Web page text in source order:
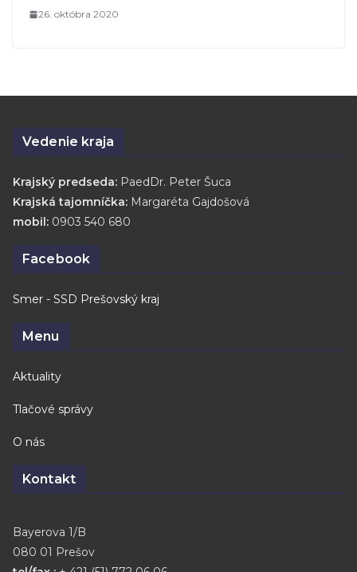
26. októbra 2020
Vedenie kraja
Krajský predseda: PaedDr. Peter Šuca
Krajská tajomníčka: Margaréta Gajdošová
mobil: 0903 540 680
Facebook
Smer - SSD Prešovský kraj
Menu
Aktuality
Tlačové správy
O nás
Kontakt
Bayerova 1/B
080 01 Prešov